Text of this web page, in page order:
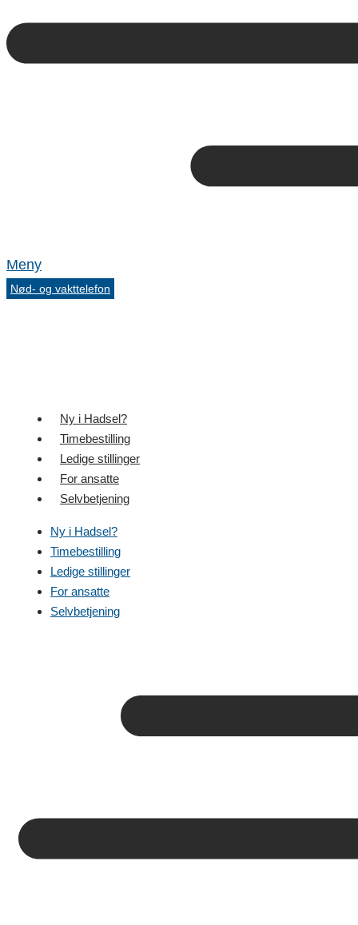
Meny
Nød- og vakttelefon
Ny i Hadsel?
Timebestilling
Ledige stillinger
For ansatte
Selvbetjening
Ny i Hadsel?
Timebestilling
Ledige stillinger
For ansatte
Selvbetjening